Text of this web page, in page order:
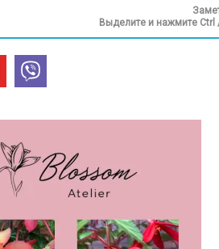
Выделите и нажмите Ctrl